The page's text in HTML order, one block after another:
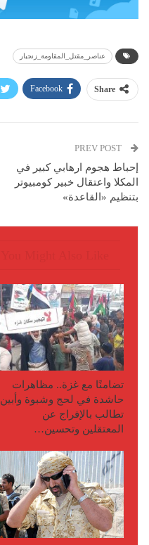
عناصر_مقتل_المقاومة_زنجبار
Share
Facebook
إحباط هجوم ارهابي كبير في
المكلا واعتقال خبير كومبيوتر
بتنظيم «القاعدة»
تضامنًا مع غزة.. مظاهرات
حاشدة في لحج وشبوة وأبين
تطالب بالإفراج عن
المعتقلين وتحسين…